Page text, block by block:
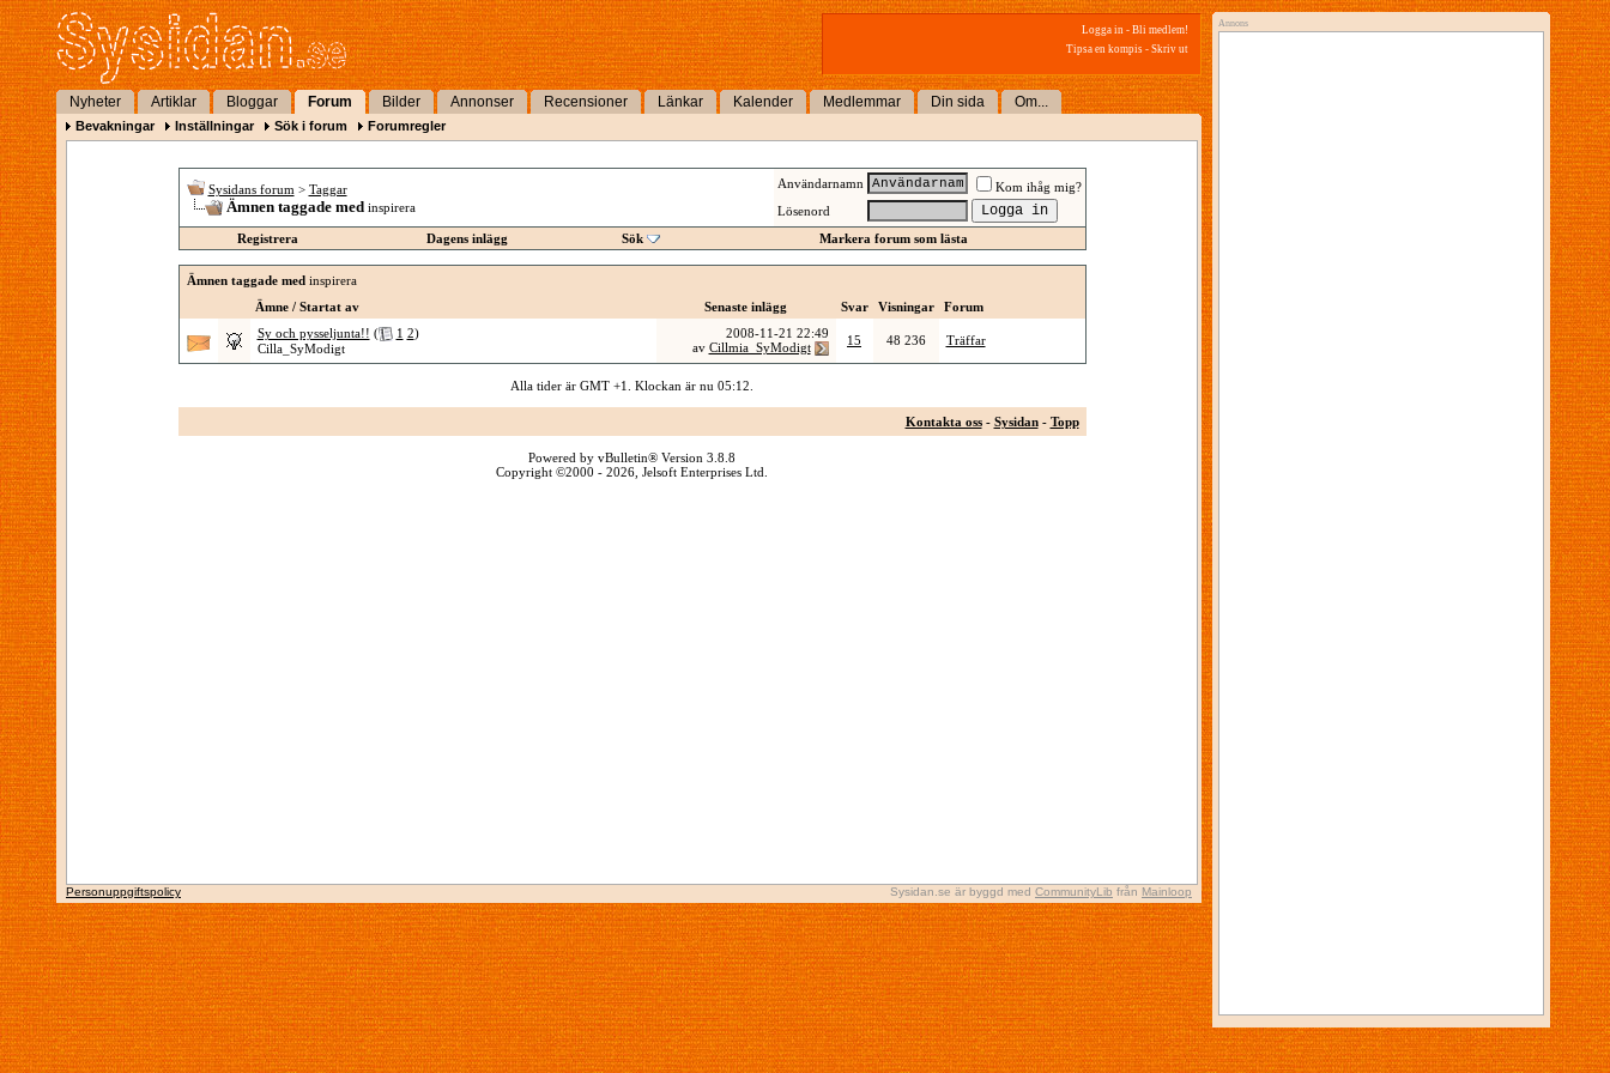
Logga in - Bli medlem!
Tipsa en kompis - Skriv ut
Nyheter Artiklar Bloggar Forum Bilder Annonser Recensioner Länkar Kalender Medlemmar Din sida Om...
Bevakningar Inställningar Sök i forum Forumregler
Sysidans forum > Taggar
Ämnen taggade med inspirera
Användarnamn
Kom ihåg mig?
Lösenord
Registrera
Dagens inlägg Sök Markera forum som lästa
Ämnen taggade med inspirera
Ämne / Startat av
Senaste inlägg Svar Visningar
Forum
Sy och pysseljunta!! ( 1 2)
Cilla_SyModigt
2008-11-21 22:49
av Cillmia_SyModigt 15 48 236 Träffar
Alla tider är GMT +1. Klockan är nu 05:12
Kontakta oss- Sysidan- Topp
Powered by vBulletin® Version 3.8.8
Copyright ©2000 - 2026, Jelsoft Enterprises Ltd.
Sysidan.se är byggd med CommunityLib från Mainloop
Personuppgiftspolicy
Annons